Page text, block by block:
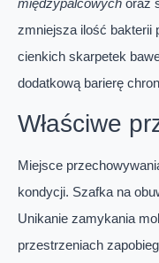
międzypalcowych oraz
zmniejsza ilość bakterii
cienkich skarpetek
dodatkową barierę
Właściwe
Miejsce
kondycji. Szafka na
Unikanie zamykania
przestrzeniach